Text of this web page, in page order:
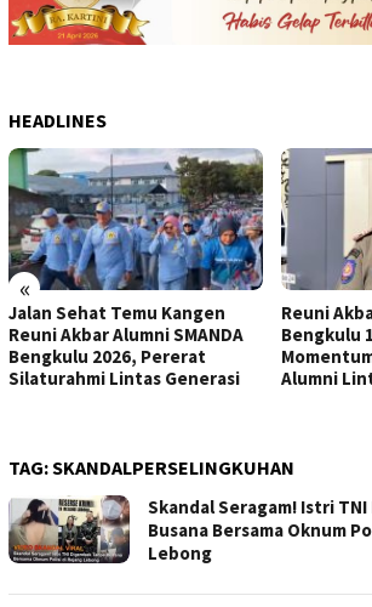
HEADLINES
«
Jalan Sehat Temu Kangen
Reuni Akbar Alumni SMANDA
Bengkulu 2026, Pererat
Silaturahmi Lintas Generasi
Reuni
Bengkulu
Alumni
TAG:SKANDALPERSELINGKUHAN
Skandal Seragam! Istri
Busana Bersama Oknum
Lebong